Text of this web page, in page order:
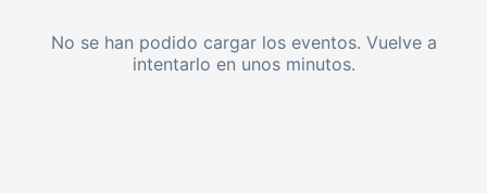
No se han podido cargar los eventos. Vuelve a
intentarlo en unos minutos.